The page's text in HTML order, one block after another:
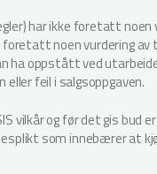
har ikke foretatt
foretatt noen vurdering
ha oppstått ved
eller feil i salgsoppgaven.
vilkår og før det gis
som innebærer at